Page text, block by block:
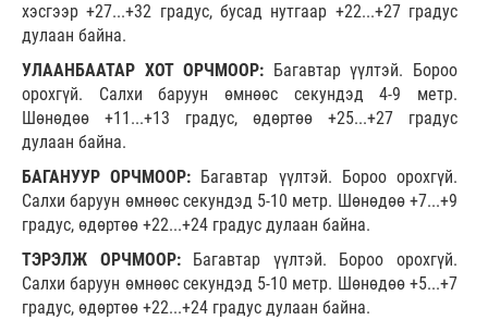
хэсгээр +27...+32 градус, бусад нутгаар +22...+27 градус
дулаан байна.
УЛААНБААТАР ХОТ ОРЧМООР: Багавтар үүлтэй. Бороо
орохгүй. Салхи баруун өмнөөс секундэд 4-9 метр.
Шөнөдөө +11...+13 градус, өдөртөө +25...+27 градус
дулаан байна.
БАГАНУУР ОРЧМООР: Багавтар үүлтэй. Бороо орохгүй.
Салхи баруун өмнөөс секундэд 5-10 метр. Шөнөдөө +7...+9
градус, өдөртөө +22...+24 градус дулаан байна.
ТЭРЭЛЖ ОРЧМООР: Багавтар үүлтэй. Бороо орохгүй.
Салхи баруун өмнөөс секундэд 5-10 метр. Шөнөдөө +5...+7
градус, өдөртөө +22...+24 градус дулаан байна.